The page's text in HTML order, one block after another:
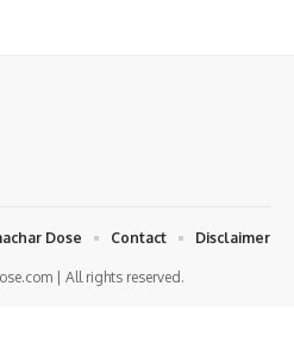
| All rights reserved.
Dose Contact Disclaimer